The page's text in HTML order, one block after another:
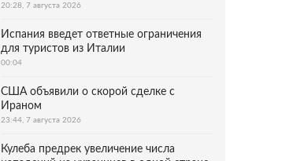
20:28, 7 августа 2026
Испания введет ответные ограничения
для туристов из Италии
00:04
США объявили о скорой сделке с
Ираном
23:44, 7 августа 2026
Кулеба предрек увеличение числа